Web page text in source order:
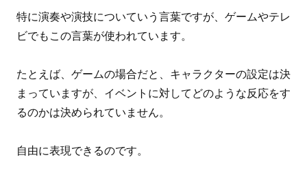
特に演奏や演技についていう言葉ですが、ゲームやテレ
ビでもこの言葉が使われています。
たとえば、ゲームの場合だと、キャラクターの設定は決
まっていますが、イベントに対してどのような反応をす
るのかは決められていません。
自由に表現できるのです。